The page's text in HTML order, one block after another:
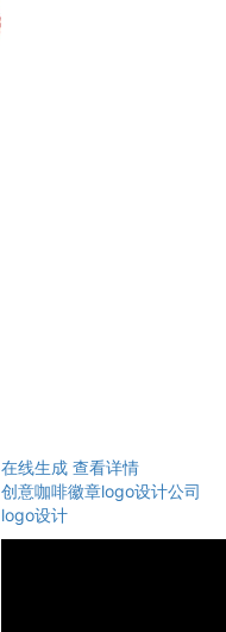
在线生成 查看详情
创意咖啡徽章logo设计公司
logo设计